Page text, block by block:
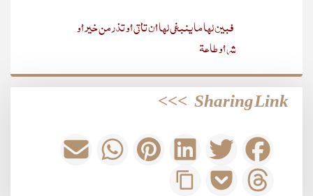
فبین لھا ما ینبغی لھا أن تأتی أو تذر من خیر أو
شر أو طاعة
Sharing Link
>>>